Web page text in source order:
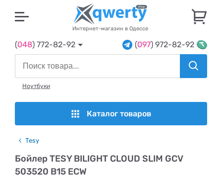
Интернет-магазин в Одессе
(048) 772-82-92 (097) 972-82-92
Ноутбуки
Каталог товаров
Tesy
Бойлер TESY BILIGHT CLOUD SLIM GCV
503520 B15 ECW